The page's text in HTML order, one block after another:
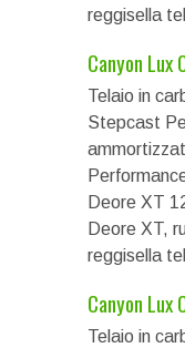
reggisella
Canyon Lux
Telaio in
Stepcast
Deore XT
Deore XT,
reggisella
Canyon
Telaio in